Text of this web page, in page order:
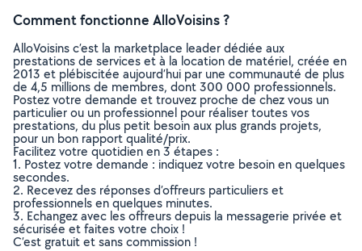
Comment fonctionne AlloVoisins ?
AlloVoisins c’est la marketplace leader dédiée aux
prestations de services et à la location de matériel, créée en
2013 et plébiscitée aujourd’hui par une communauté de plus
de 4,5 millions de membres, dont 300 000 professionnels.
Postez votre demande et trouvez proche de chez vous un
particulier ou un professionnel pour réaliser toutes vos
prestations, du plus petit besoin aux plus grands projets,
pour un bon rapport qualité/prix.
Facilitez votre quotidien en 3 étapes :
1. Postez votre demande : indiquez votre besoin en quelques
secondes.
2. Recevez des réponses d’offreurs particuliers et
professionnels en quelques minutes.
3. Echangez avec les offreurs depuis la messagerie privée et
sécurisée et faites votre choix !
C’est gratuit et sans commission !